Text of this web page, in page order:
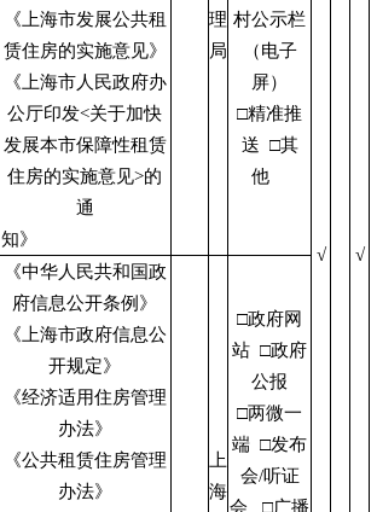
《上海市发展公共租
赁住房的实施意见》
《上海市人民政府办
公厅印发<关于加快
发展本市保障性租赁
住房的实施意见>的
通
知》
理
局
村公示栏
（电子
屏）
□精准推
送 □其
他
√ √
《中华人民共和国政
府信息公开条例》
《上海市政府信息公
开规定》
《经济适用住房管理
办法》
《公共租赁住房管理
办法》
上
海
□政府网
站 □政府
公报
□两微一
端 □发布
会/听证
会 □广播